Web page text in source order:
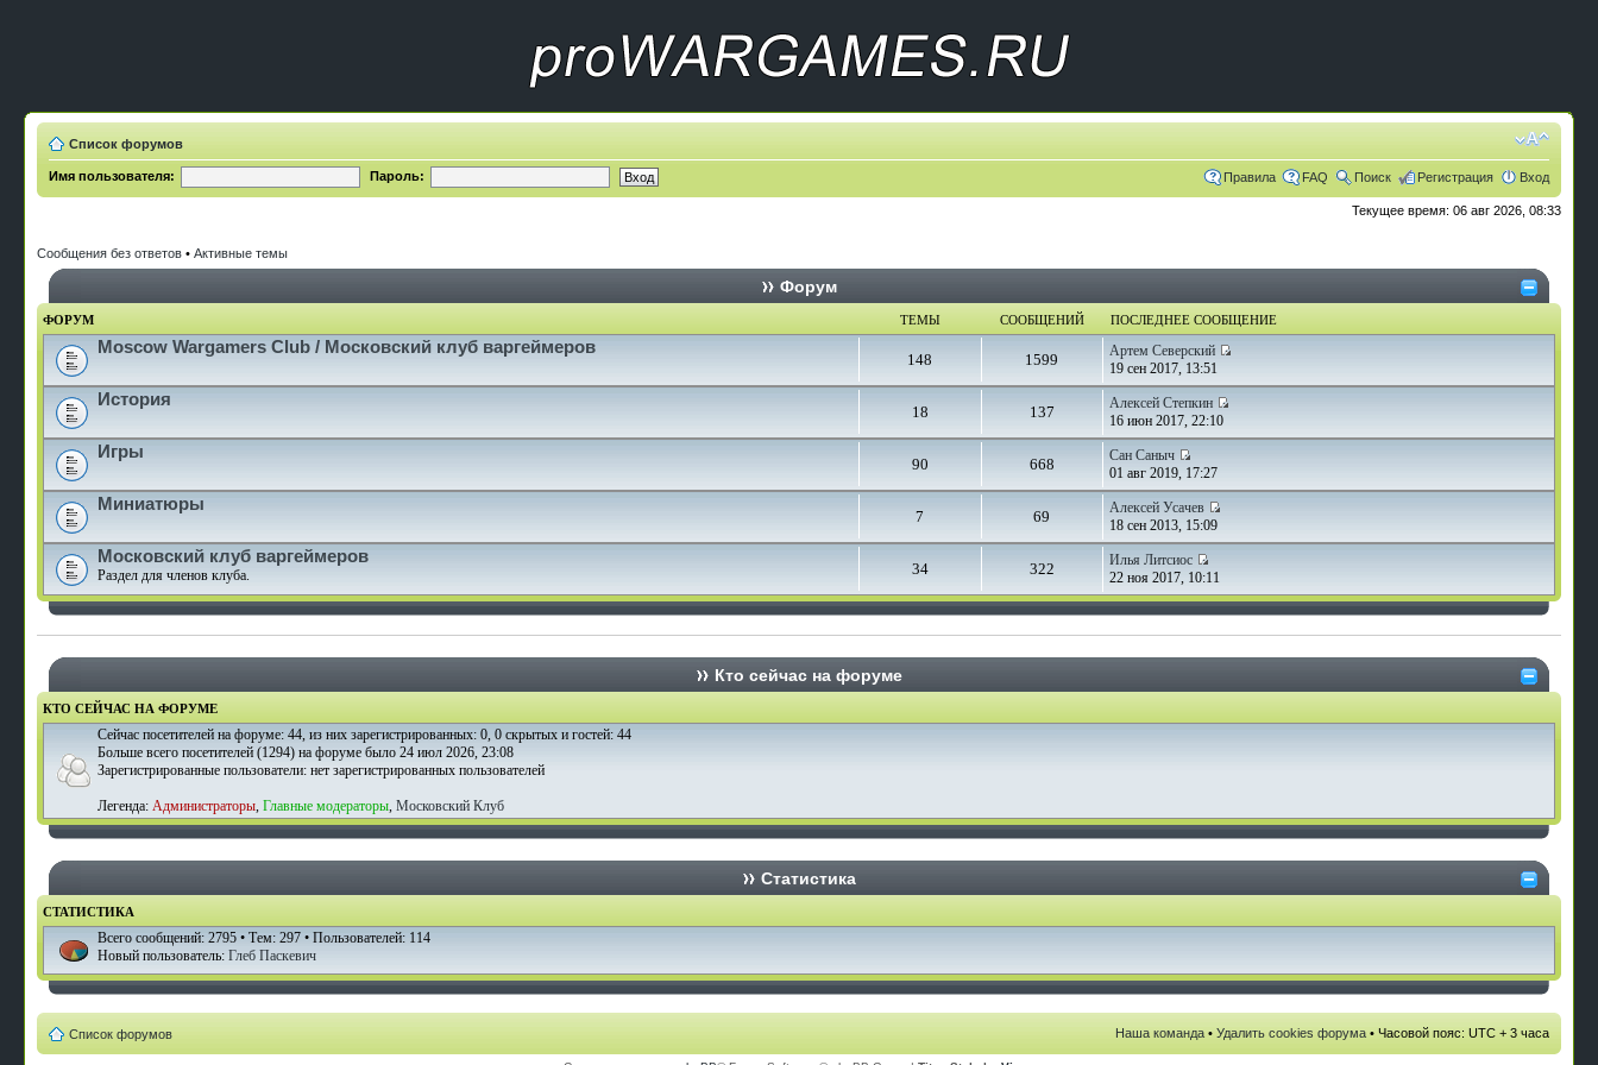
Список форумов
Правила FAQ Поиск Регистрация Вход
Имя пользователя: Пароль:
Текущее время: 06 авг 2026, 08:33
Сообщения без ответов • Активные темы
Форум
ФОРУМ ТЕМЫ СООБЩЕНИЙ ПОСЛЕДНЕЕ СООБЩЕНИЕ
Moscow Wargamers Club / Московский клуб варгеймеров
148 1599
Артем Северский
19 сен 2017, 13:51
История
18 137
Алексей Степкин
16 июн 2017, 22:10
Игры
90 668
Сан Саныч
01 авг 2019, 17:27
Миниатюры
7 69
Алексей Усачев
18 сен 2013, 15:09
Московский клуб варгеймеров
Раздел для членов клуба. 34 322
Илья Литсиос
22 ноя 2017, 10:11
Кто сейчас на форуме
КТО СЕЙЧАС НА ФОРУМЕ
Сейчас посетителей на форуме: 44, из них зарегистрированных: 0, 0 скрытых и гостей: 44
Больше всего посетителей (1294) на форуме было 24 июл 2026, 23:08
Зарегистрированные пользователи: нет зарегистрированных пользователей
Легенда: Администраторы, Главные модераторы, Московский Клуб
Статистика
СТАТИСТИКА
Всего сообщений: 2795 • Тем: 297 • Пользователей: 114
Новый пользователь: Глеб Паскевич
Список форумов Наша команда • Удалить cookies форума • Часовой пояс: UTC + 3 часа